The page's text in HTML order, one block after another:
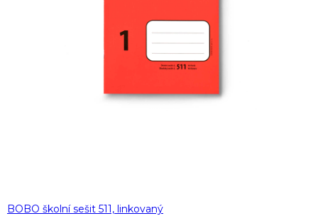
BOBO školní sešit 511, linkovaný